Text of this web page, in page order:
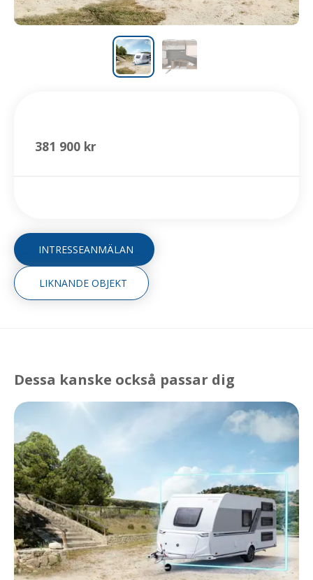
381 900 kr
INTRESSEANMÄLAN
LIKNANDE OBJEKT
Dessa kanske också passar dig